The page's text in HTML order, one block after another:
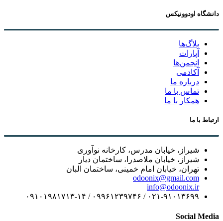
دانشگاه اودوونیکس
بلاگ‌ها
آپارات
انجمن‌ها
آکادمی
درباره ما
تماس با ما
همکار با ما
ارتباط با ما
شیراز، خیابان مدرس، کارخانه نوآوری
شیراز، خیابان ملاصدرا، ساختمان دیار
تهران، خیابان امام خمینی، ساختمان البان
odoonix@gmail.com
info@odoonix.ir
۰۲۱-۹۱۰۱۳۶۹۹ / ۰۹۹۶۱۲۳۹۷۴۶ / ۰۹۱۰۱۹۸۱۷۱۳-۱۴
Social Media